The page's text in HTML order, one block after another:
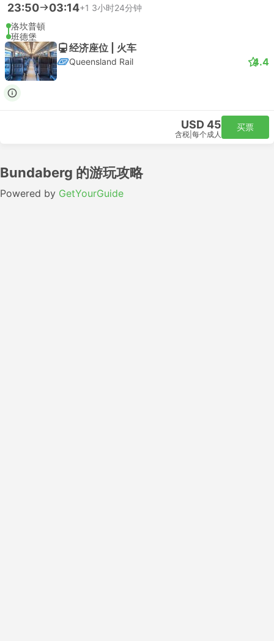
23:50 03:14+1 3小时24分钟
洛坎普頓
班德堡
经济座位 | 火车
Queensland Rail 4.4
USD 45
含税 每个成人
买票
Bundaberg 的游玩攻略
Powered by GetYourGuide